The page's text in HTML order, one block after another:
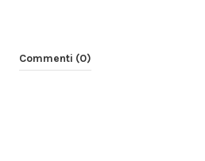
Commenti (0)